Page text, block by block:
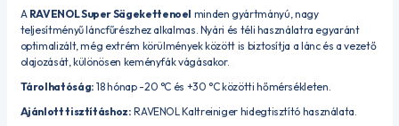
A RAVENOL Super Sägekettenoel minden gyártmányú, nagy
teljesítményű láncfűrészhez alkalmas. Nyári és téli használatra egyaránt
optimalizált, még extrém körülmények között is biztosítja a lánc és a vezető
olajozását, különösen keményfák vágásakor.
Tárolhatóság: 18 hónap -20 °C és +30 °C közötti hőmérsékleten.
Ajánlott tisztításhoz: RAVENOL Kaltreiniger hidegtisztító használata.